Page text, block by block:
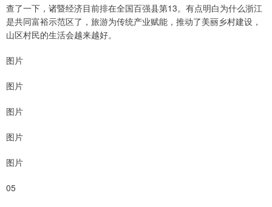
查了一下，诸暨经济目前排在全国百强县第13。有点明白为什么浙江
是共同富裕示范区了，旅游为传统产业赋能，推动了美丽乡村建设，
山区村民的生活会越来越好。
图片
图片
图片
图片
图片
05